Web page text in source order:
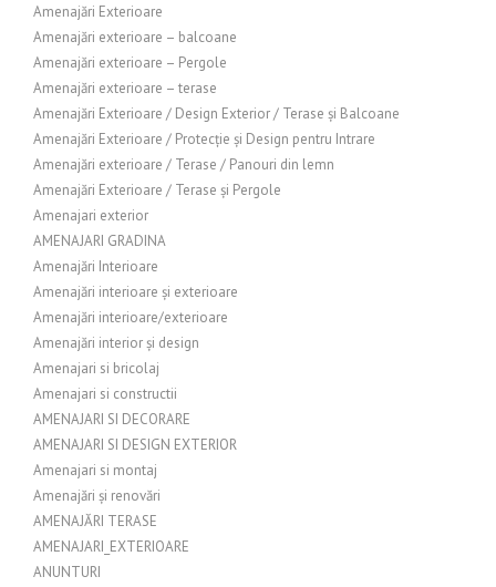
Amenajări Exterioare
Amenajări exterioare – balcoane
Amenajări exterioare – Pergole
Amenajări exterioare – terase
Amenajări Exterioare / Design Exterior / Terase și Balcoane
Amenajări Exterioare / Protecție și Design pentru Intrare
Amenajări exterioare / Terase / Panouri din lemn
Amenajări Exterioare / Terase și Pergole
Amenajari exterior
AMENAJARI GRADINA
Amenajări Interioare
Amenajări interioare și exterioare
Amenajări interioare/exterioare
Amenajări interior și design
Amenajari si bricolaj
Amenajari si constructii
AMENAJARI SI DECORARE
AMENAJARI SI DESIGN EXTERIOR
Amenajari si montaj
Amenajări și renovări
AMENAJĂRI TERASE
AMENAJARI_EXTERIOARE
ANUNTURI